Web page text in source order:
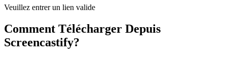
Veuillez entrer un lien valide
Comment Télécharger Depuis
Screencastify?